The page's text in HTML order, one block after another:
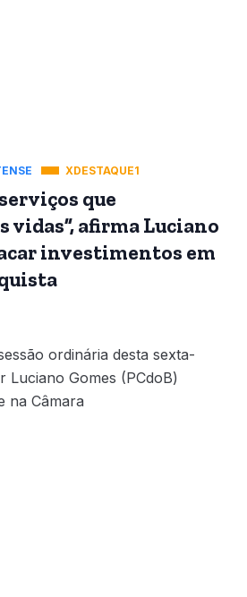
XDESTAQUE1
que
afirma Luciano
investimentos em
ordinária desta sexta-
Luciano Gomes (PCdoB)
na Câmara